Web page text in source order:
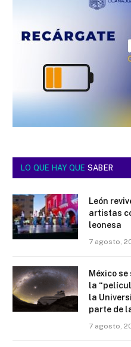
LO QUE HAY QUE SABER
León
artistas
leonesa
7 agosto,
México
la
la
parte de
7 agosto,